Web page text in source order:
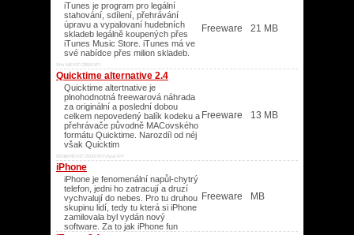
iTunes je program pro legální
stahování, sdílení, přehrávání
úpravu a vypalovaní hudebních
skladeb legálně koupených přes
iTunes Music Store. iTunes má ve
své nabídce přes milion skladeb.
Win ME/NT/2000/XP/
Freeware 21 MB
Quicktime alternative 2.4
Quicktime altertnative je
plnohodnotná freewarová náhrada
za originální a poslední dobou
celkem nepovedený balík kodeku a
přehrávače původně MACovského
formátu Quicktime. Narozdíl od néj
však Quicktim
95/98/ME/NT/2000/XP/Vista/XP/
Freeware 13 MB
iPhone
iPhone je fenomenální napůl-chytrý
telefon, jedni ho zatracují a druzí
vychvalují do nebes. Pro tu druhou
skupinu lidí, tedy tu která si iPhone
zamilovala byl vydán nový
software. Za to jak iPhone fun
Freeware MB